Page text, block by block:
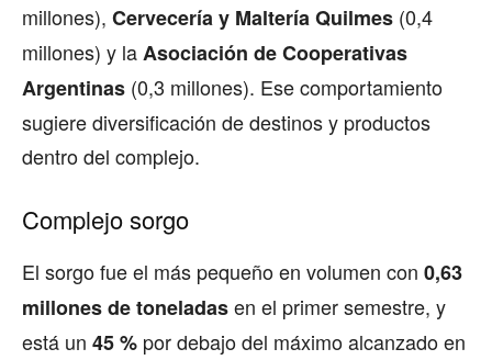
millones), Cervecería y Maltería Quilmes (0,4
millones) y laAsociación de Cooperativas
Argentinas (0,3 millones). Ese comportamiento
sugiere diversificación de destinos y productos
dentro del complejo.
Complejo sorgo
El sorgo fue el más pequeño en volumen con 0,63
millones de toneladasen el primer semestre, y
está un 45 % por debajo del máximo alcanzado en